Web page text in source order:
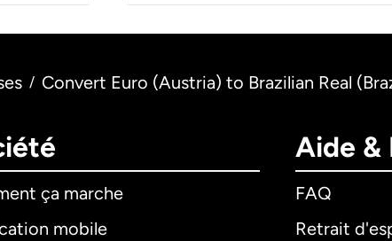
/ Convert Euro (Austria) to Brazilian Real
ça marche
mobile
Aide &
FAQ
Retrait